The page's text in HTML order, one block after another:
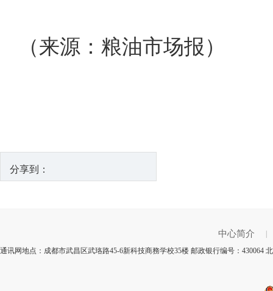
（来源：粮油市场报）
分享到：
中心简介
通讯网地点：成都市武昌区武珞路45-6新科技商務学校35楼 邮政银行编号：430064